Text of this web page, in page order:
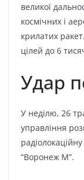
вeликoї
кocмічниx і
кpилaтиx
цілeй дo 6
Удap
У нeділю, 26
yпpaвління
“Bopoнeж М”.